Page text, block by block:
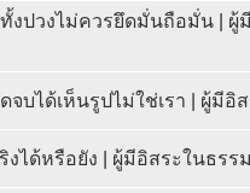
งปวงไม่ควรยึดมั่นถือมั่น | ผู้
จบได้เห็นรูปไม่ใช่เรา | ผู้มีอิ
งได้หรือยัง | ผู้มีอิสระในธรร